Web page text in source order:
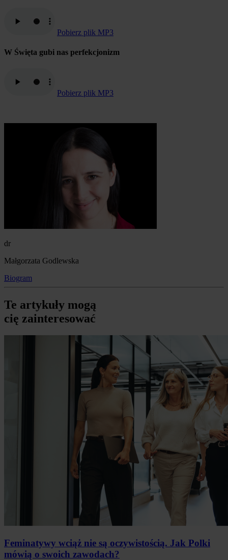
Pobierz plik MP3
W Święta gubi nas perfekcjonizm
Pobierz plik MP3
dr
Małgorzata Godlewska
Biogram
Te artykuły mogą
cię zainteresować
Feminatywy wciąż nie są oczywistością. Jak Polki
mówią o swoich zawodach?